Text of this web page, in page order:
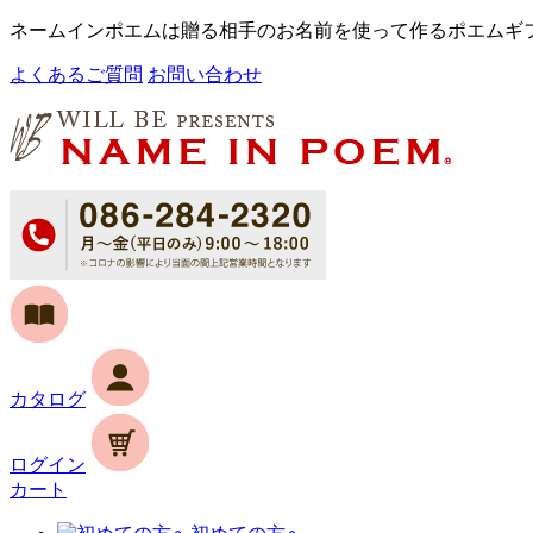
ネームインポエムは贈る相手のお名前を使って作るポエムギ
よくあるご質問 お問い合わせ
カタログ
ログイン
カート